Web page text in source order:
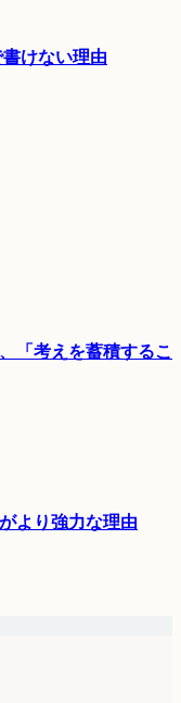
けない理由
「考えを蓄積するこ
より強力な理由